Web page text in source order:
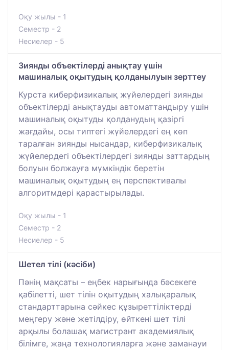
Оқу жылы - 1
Семестр - 2
Несиелер - 5
Зиянды объектілерді анықтау үшін
машиналық оқытудың қолданылуын зерттеу
Курста киберфизикалық жүйелердегі зиянды
объектілерді анықтауды автоматтандыру үшін
машиналық оқытуды қолданудың қазіргі
жағдайы, осы типтегі жүйелердегі ең көп
таралған зиянды нысандар, киберфизикалық
жүйелердегі объектілердегі зиянды заттардың
болуын болжауға мүмкіндік беретін
машиналық оқытудың ең перспективалы
алгоритмдері қарастырылады.
Оқу жылы - 1
Семестр - 2
Несиелер - 5
Шетел тілі (кәсіби)
Пәнің мақсаты – еңбек нарығында бәсекеге
қабілетті, шет тілін оқытудың халықаралық
стандарттарына сәйкес құзыреттіліктерді
меңгеру және жетілдіру, өйткені шет тілі
арқылы болашақ магистрант академиялық
білімге, жаңа технологияларға және заманауи